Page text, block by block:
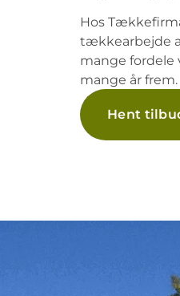
Hos
tækkearbejde
mange fordele
mange år frem.
Hent